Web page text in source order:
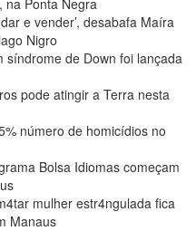
na Ponta Negra
e vender’, desabafa Maíra
Nigro
síndrome de Down foi lançada
pode atingir a Terra nesta
número de homicídios no
Bolsa Idiomas começam
mulher estr4ngulada fica
Manaus